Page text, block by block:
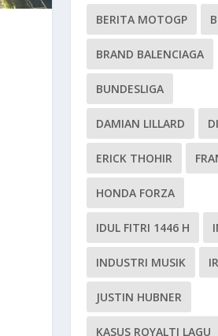
BERITA MOTOGP
BRAND BALENCIAGA
BUNDESLIGA
DAMIAN LILLARD
ERICK THOHIR
HONDA FORZA
IDUL FITRI 1446 H
INDUSTRI MUSIK
JUSTIN HUBNER
KASUS ROYALTI LAGU